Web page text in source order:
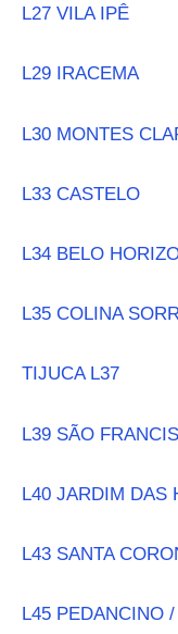
L27 VILA IPÊ
L29 IRACEMA
L30 MONTES
L33 CASTELO
L34 BELO
L35 COLINA
TIJUCA L37
L39 SÃO
L40 JARDIM DAS
L43 SANTA
L45 PEDANCINO